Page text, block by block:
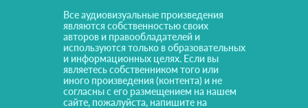
Все аудиовизуальные произведения
являются собственностью своих
авторов и правообладателей и
используются только в образовательных
и информационных целях. Если вы
являетесь собственником того или
иного произведения (контента) и не
согласны с его размещением на нашем
сайте, пожалуйста, напишите на